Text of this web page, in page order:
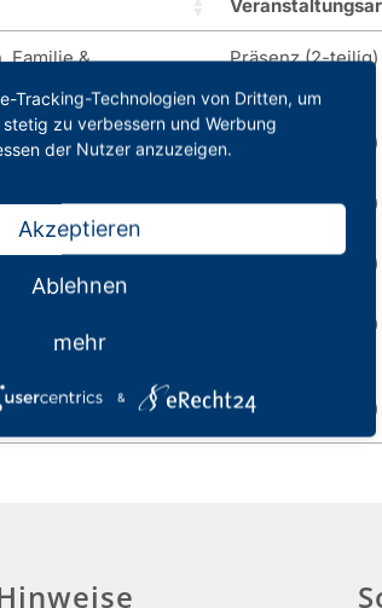
Familie &
Präsenz (2-teilig)
im PhV NRW Präsenz (2-teilig)
Präsenz (2-teilig)
Präsenz (2-teilig)
und
Präsenz (2-teilig)
Präsenz (2-teilig)
Tracking-Technologien von Dritten, um
zu verbessern und Werbung
der Nutzer anzuzeigen.
Akzeptieren
Ablehnen
mehr
&